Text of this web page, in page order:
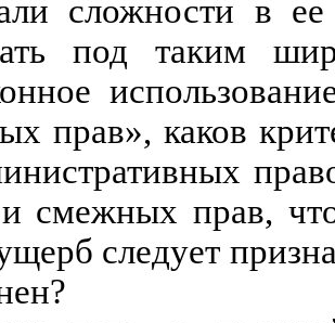
сложности в ее
под таким
прав», каков
смежных прав,
следует